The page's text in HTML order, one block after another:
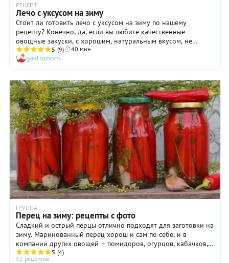
РЕЦЕПТ
Лечо с уксусом на зиму
Стоит ли готовить лечо с уксусом на зиму по нашему
рецепту? Конечно, да, если вы любите качественные
овощные закуски, с хорошим, натуральным вкусом, не
отягощенным всяческими химическими добавками. А еще вы
непременно скажете себе «спасибо» за то, что потратили на
это лечо неполный час своего драгоценного времени
осенью, ведь потом у вас под рукой будет отличное
дополнение к мясу, картошке, или пасте. Открыли баночку —
выложили в салатник — подали на обед или ужин. Да и на
праздничном столе лечо всегда придется кстати! Гости
непременно оценят эту пикантную закуску и будут просить
поделиться с ними рецептом.
5 (9) 40 мин
gastronom
ГРУППА
Перец на зиму: рецепты с фото
Сладкий и острый перцы отлично подходят для заготовки на
зиму. Маринованный перец хорош и сам по себе, и в
компании других овощей – помидоров, огурцов, кабачков,
цукини, патиссонов.
5 (4)
52 рецептов